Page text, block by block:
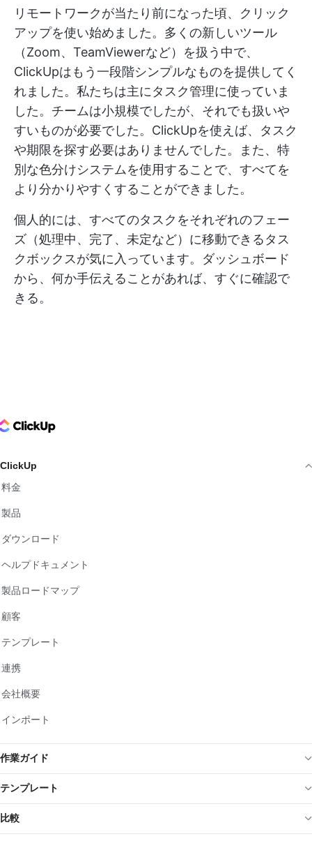
リモートワークが当たり前になった頃、クリック
アップを使い始めました。多くの新しいツール
（Zoom、TeamViewerなど）を扱う中で、
ClickUpはもう一段階シンプルなものを提供してく
れました。私たちは主にタスク管理に使っていま
した。チームは小規模でしたが、それでも扱いや
すいものが必要でした。ClickUpを使えば、タスク
や期限を探す必要はありませんでした。また、特
別な色分けシステムを使用することで、すべてを
より分かりやすくすることができました。
個人的には、すべてのタスクをそれぞれのフェー
ズ（処理中、完了、未定など）に移動できるタス
クボックスが気に入っています。ダッシュボード
から、何か手伝えることがあれば、すぐに確認で
きる。
Logo
ClickUp
料金
製品
ダウンロード
ヘルプドキュメント
製品ロードマップ
顧客
テンプレート
連携
会社概要
インポート
作業ガイド
テンプレート
比較